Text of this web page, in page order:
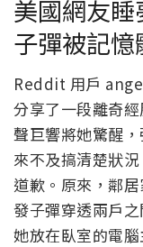
美國網友睡
子彈被記憶
Reddit 用戶
分享了一段離奇
聲巨響將她驚醒
來不及搞清楚狀
道歉。原來，鄰
發子彈穿透兩戶
她放在臥室的電腦